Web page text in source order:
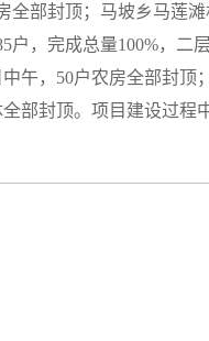
全部封顶；马坡乡马莲
户，完成总量100%，二
午，50户农房全部封
全部封顶。项目建设过